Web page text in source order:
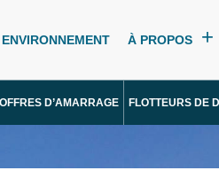
À PROPOS
D’AMARRAGE FLOTTEURS DE